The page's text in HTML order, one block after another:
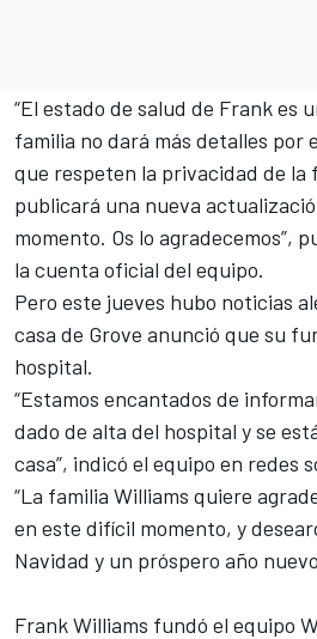
“El estado de salud de Frank es
familia no dará más detalles por
que respeten la privacidad de la
publicará una nueva
momento. Os lo agradecemos”,
la cuenta oficial del equipo.
Pero este jueves hubo noticias
casa de Grove anunció que su
hospital.
“Estamos encantados de
dado de alta del hospital y se
casa”, indicó el equipo en redes
“La familia Williams quiere
en este difícil momento, y
Navidad y un próspero año
Frank Williams fundó el equipo